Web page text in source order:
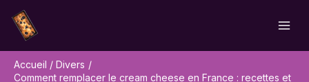
contenu
Accueil
Divers
Comment remplacer le cream cheese en France : recettes et
Rechercher